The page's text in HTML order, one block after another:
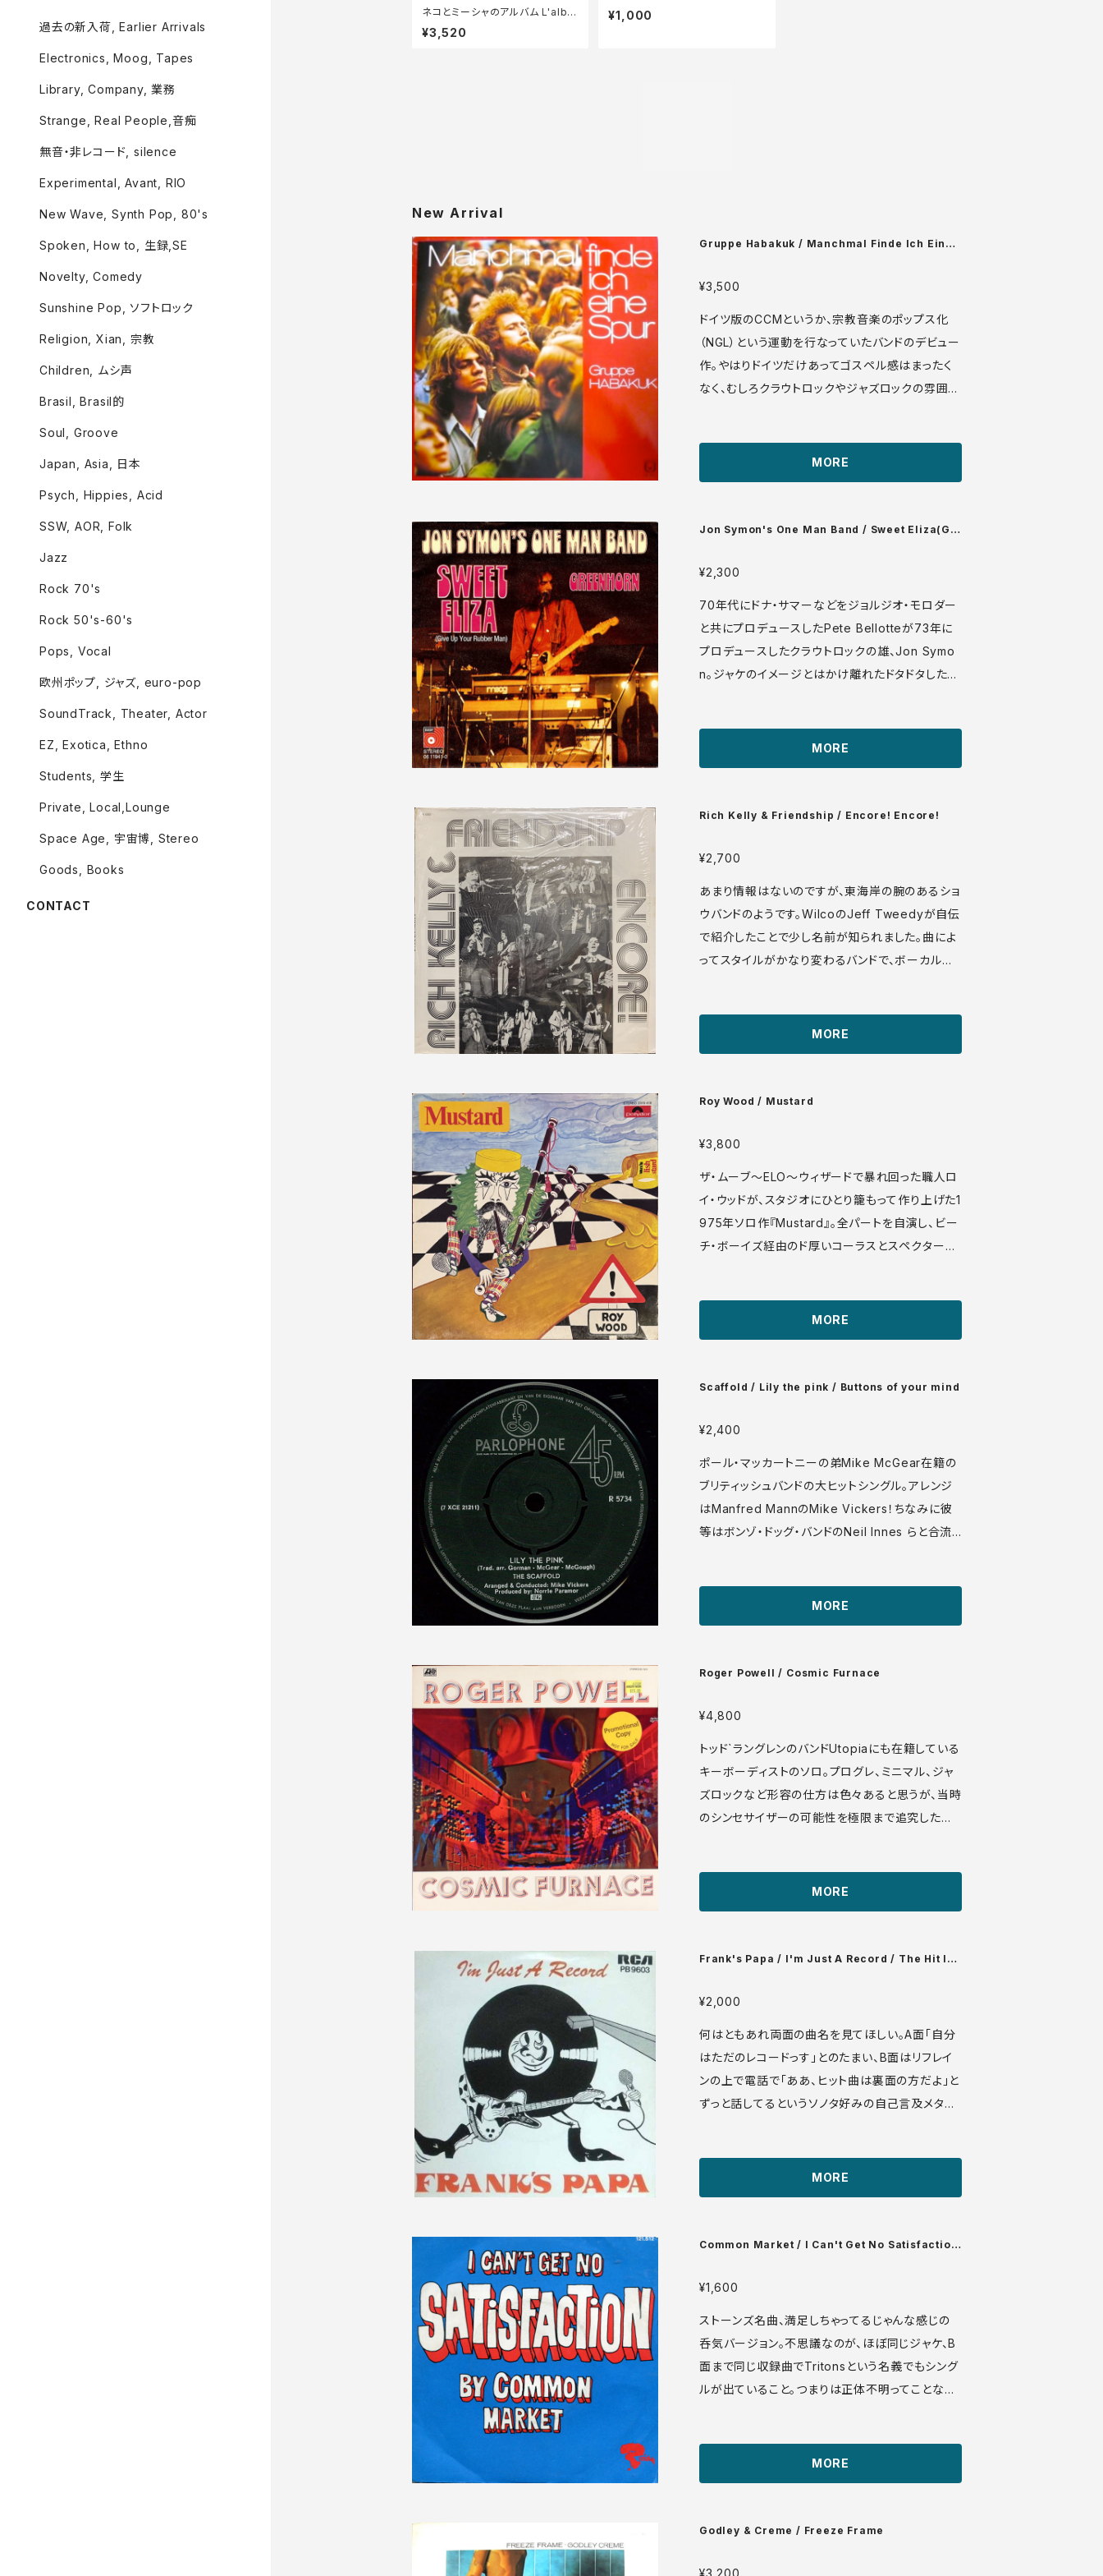
ネコとミーシャのアルバム L'albu
m de Minet et Micha
¥3,520
¥1,000
New Arrival
Gruppe Habakuk / Manchmal Finde Ich Eine
¥3,500
ドイツ版のCCMというか、宗教音楽のポップス化
（NGL）という運動を行なっていたバンドのデビュー
作。やはりドイツだけあってゴスペル感はまったく
なく、むしろクラウトロックやジャズロックの雰囲気
グループは現在も真面目に活動継続中。 Studio
Union SU 9970 LP ドイツ盤 81年 media: VG+
onota/audio_files/17357.mp3
MORE
Jon Symon's One Man Band / Sweet Eliza(Giv
¥2,300
70年代にドナ・サマーなどをジョルジオ・モロダー
と共にプロデュースしたPete Bellotteが73年に
プロデュースしたクラウトロックの雄、Jon Symo
n。ジャケのイメージとはかけ離れたドタドタした大
files/3254.mp3
MORE
Rich Kelly & Friendship / Encore! Encore!
¥2,700
あまり情報はないのですが、東海岸の腕のあるショ
ウバンドのようです。WilcoのJeff Tweedyが自伝
で紹介したことで少し名前が知られました。曲によ
ってスタイルがかなり変わるバンドで、ボーカルの
Vibrarionなどのカバーの他、サンプル最初に入れ
たデジャブなど、シックな曲も演奏しております。 F
dia: VG++ sleeve: VG++ 79年頃？ ♪試聴：htt
mp3
MORE
Roy Wood / Mustard
¥3,800
ザ・ムーブ〜ELO〜ウィザードで暴れ回った職人ロ
イ・ウッドが、スタジオにひとり籠もって作り上げた1
975年ソロ作『Mustard』。全パートを自演し、ビー
チ・ボーイズ経由のド厚いコーラスとスペクター風
す。ソフト目の感覚がグー（B1,3などビーチボーイ
ズ風）。胸キュンA1, ウィアードなオールドタイミー
盤 75年 media: VG+ sleeve: VG+
MORE
Scaffold / Lily the pink / Buttons of your mind
¥2,400
ポール・マッカートニーの弟Mike McGear在籍の
ブリティッシュバンドの大ヒットシングル。アレンジ
はManfred MannのMike Vickers！ちなみに彼
等はボンゾ・ドッグ・バンドのNeil Innes らと合流
試聴：http://manuera.com/sonota/audio_file
MORE
Roger Powell / Cosmic Furnace
¥4,800
トッド`ラングレンのバンドUtopiaにも在籍している
キーボーディストのソロ。プログレ、ミニマル、ジャ
ズロックなど形容の仕方は色々あると思うが、当時
のシンセサイザーの可能性を極限まで追究した一
試聴：http://manuera.com/sonota/audio_file
s/16795.mp3
MORE
Frank's Papa / I'm Just A Record / The Hit Is
¥2,000
何はともあれ両面の曲名を見てほしい。A面「自分
はただのレコードっす」とのたまい、B面はリフレイ
ンの上で電話で「ああ、ヒット曲は裏面の方だよ」と
ずっと話してるというソノタ好みの自己言及メタシ
なく、もう一枚ポップロックなシングルもリリースし
ています。 RCA PB 9603 7' スウェーデン盤 80
nuera.com/sonota/audio_files/16738.mp3
MORE
Common Market / I Can't Get No Satisfaction
¥1,600
ストーンズ名曲、満足しちゃってるじゃんな感じの
呑気バージョン。不思議なのが、ほぼ同じジャケ、B
面まで同じ収録曲でTritonsという名義でもシング
ルが出ていること。つまりは正体不明ってことなの
a/audio_files/16727.mp3
MORE
Godley & Creme / Freeze Frame
¥3,200
過去の新入荷, Earlier Arrivals
Electronics, Moog, Tapes
Library, Company, 業務
Strange, Real People,音痴
無音・非レコード, silence
Experimental, Avant, RIO
New Wave, Synth Pop, 80's
Spoken, How to, 生録,SE
Novelty, Comedy
Sunshine Pop, ソフトロック
Religion, Xian, 宗教
Children, ムシ声
Brasil, Brasil的
Soul, Groove
Japan, Asia, 日本
Psych, Hippies, Acid
SSW, AOR, Folk
Jazz
Rock 70's
Rock 50's-60's
Pops, Vocal
欧州ポップ, ジャズ, euro-pop
SoundTrack, Theater, Actor
EZ, Exotica, Ethno
Students, 学生
Private, Local,Lounge
Space Age, 宇宙博, Stereo
Goods, Books
CONTACT